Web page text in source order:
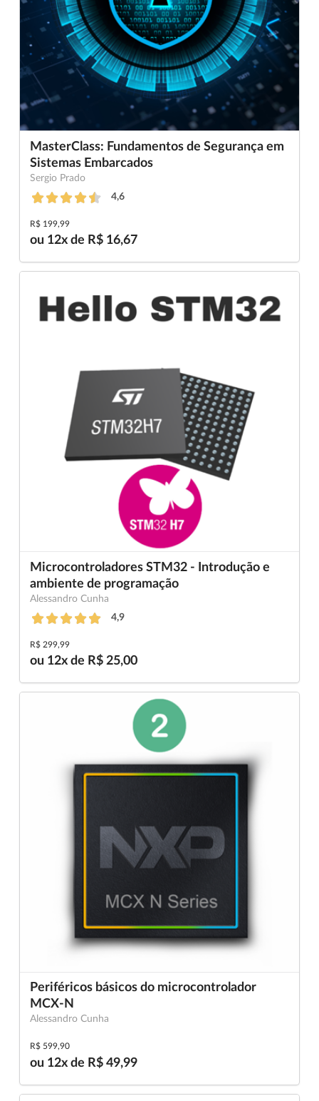
MasterClass: Fundamentos de Segurança em
Sistemas Embarcados
Sergio Prado
4,6
R$ 199,99
ou 12x de R$ 16,67
Microcontroladores STM32 - Introdução e
ambiente de programação
Alessandro Cunha
4,9
R$ 299,99
ou 12x de R$ 25,00
Periféricos básicos do microcontrolador
MCX-N
Alessandro Cunha
R$ 599,90
ou 12x de R$ 49,99